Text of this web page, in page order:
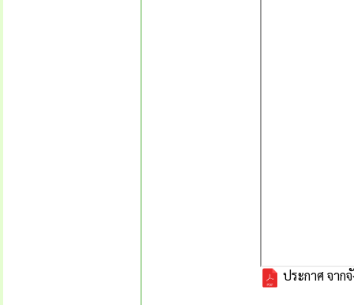
ประกาศ จาก